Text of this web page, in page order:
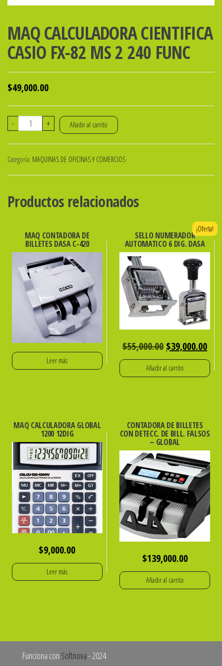
MAQ CALCULADORA CIENTIFICA
CASIO FX-82 MS 2 240 FUNC
$49,000.00
-
MAQ
CALCULADORA
CASIO
FX-
MS
240
FUNC
cantidad
+ Añadir al carrito
Categoría: MAQUINAS DE OFICINAS Y COMERCIOS
Productos relacionados
MAQ CONTADORA DE
BILLETES DASA C-420
Leer más
SELLO NUMERADOR
AUTOMATICO 6 DIG. DASA
¡Oferta!
$55,000.00 El
precio
original
$39,000.00El
Añadir al carrito
MAQ CALCULADORA GLOBAL
1200 12DIG
$9,000.00
Leer más
CONTADORA DE BILLETES
CON DETECC. DE BILL. FALSOS
– GLOBAL
$139,000.00
Añadir al carrito
Funciona con Softnova- 2024